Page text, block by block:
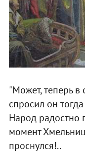
"Может, теперь в
спросил он
Народ радостно
момент
проснулся!..